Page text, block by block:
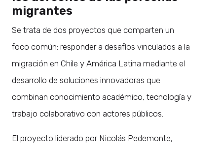
migrantes
Se trata de dos proyectos que comparten un
foco común: responder a desafíos vinculados a la
migración en Chile y América Latina mediante el
desarrollo de soluciones innovadoras que
combinan conocimiento académico, tecnología y
trabajo colaborativo con actores públicos.
El proyecto liderado por Nicolás Pedemonte,